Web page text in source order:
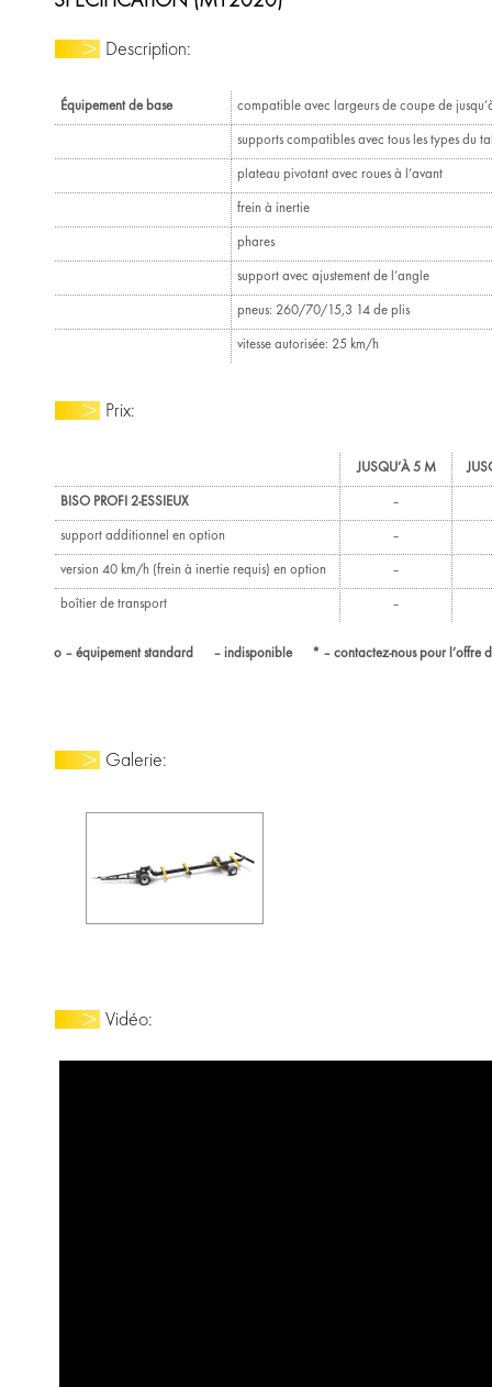
Description:
Équipement de base compatible avec largeurs de coupe de
supports compatibles avec tous les types du
plateau pivotant avec roues à l’avant
frein à inertie
phares
support avec ajustement de l’angle
pneus: 260/70/15,3 14 de plis
vitesse autorisée: 25 km/h
Prix:
JUSQU’À 5 M
BISO PROFI 2-ESSIEUX –
support additionnel en option –
version 40 km/h (frein à inertie requis) en option –
boîtier de transport –
o – équipement standard – indisponible * – contactez-nous pour l’offre
Galerie:
Vidéo: